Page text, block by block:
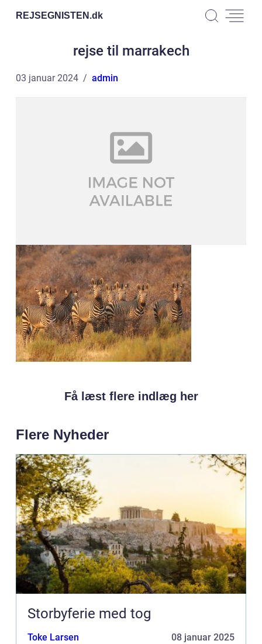
REJSEGNISTEN.dk
rejse til marrakech
03 januar 2024 admin
Få læst flere indlæg her
Flere Nyheder
Storbyferie med tog
Toke Larsen 08 januar 2025